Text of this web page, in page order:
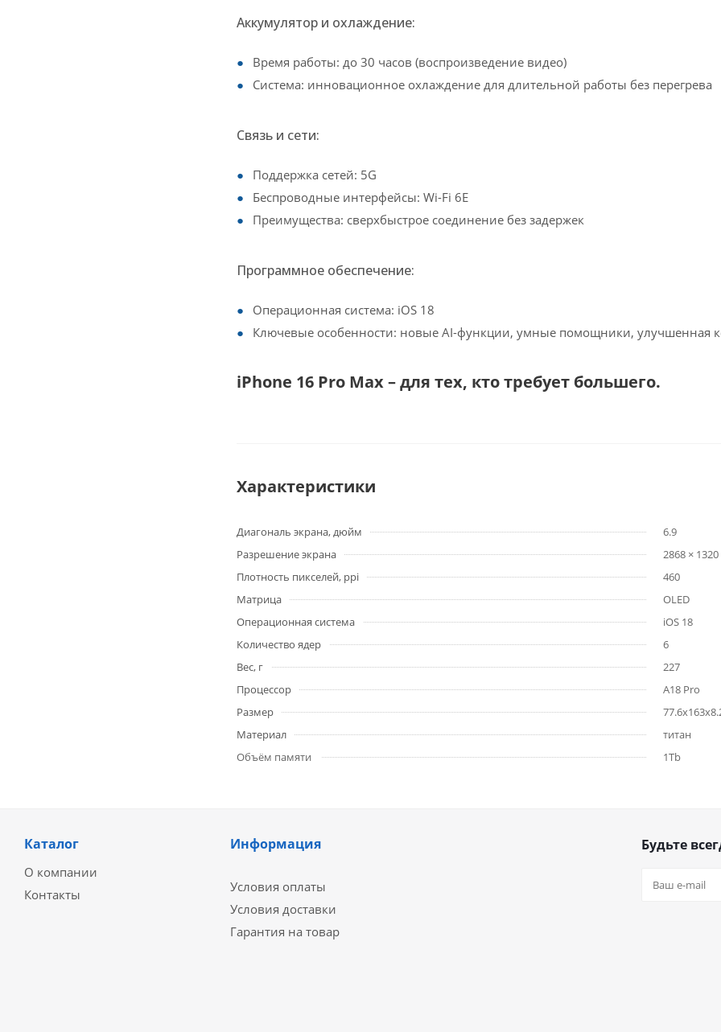
Аккумулятор и охлаждение:
Время работы: до 30 часов (воспроизведение видео)
Система: инновационное охлаждение для длительной работы без перегрева
Связь и сети:
Поддержка сетей: 5G
Беспроводные интерфейсы: Wi-Fi 6E
Преимущества: сверхбыстрое соединение без задержек
Программное обеспечение:
Операционная система: iOS 18
Ключевые особенности: новые AI-функции, умные помощники, улучшенная
iPhone 16 Pro Max – для тех, кто требует большего.
Характеристики
Диагональ экрана, дюйм
6.9
Разрешение экрана
2868 × 1320
Плотность пикселей, ppi
460
Матрица
OLED
Операционная система
iOS 18
Количество ядер
6
Вес, г
227
Процессор
A18 Pro
Размер
Материал
титан
Объём памяти
1Tb
Каталог
О компании
Контакты
Информация
Условия оплаты
Условия доставки
Гарантия на товар
Будьте